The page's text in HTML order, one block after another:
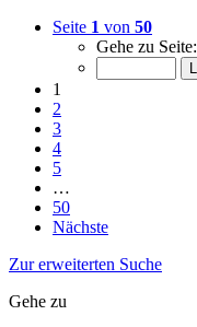
Seite 1 von 50
Gehe zu Seite:
1
2
3
4
5
…
50
Nächste
Zur erweiterten Suche
Gehe zu